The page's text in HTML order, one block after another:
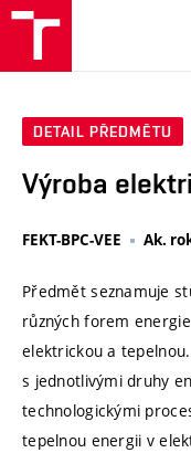
DETAIL PŘEDMĚTU
Výroba
FEKT-BPC-VEE Ak.
Předmět seznamuje
různých forem
elektrickou a
s jednotlivými druhy
technologickými
tepelnou energii v